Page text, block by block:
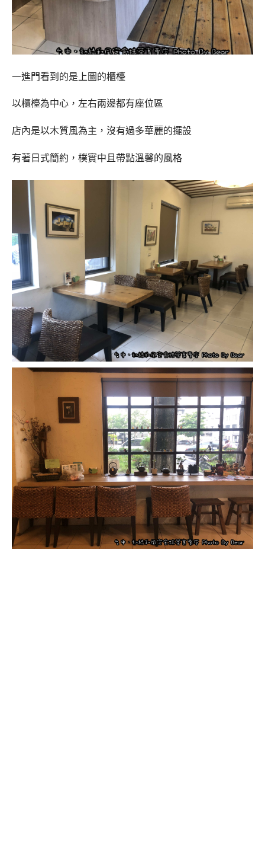
一進門看到的是上圖的櫃檯
以櫃檯為中心，左右兩邊都有座位區
店內是以木質風為主，沒有過多華麗的擺設
有著日式簡約，樸實中且帶點溫馨的風格